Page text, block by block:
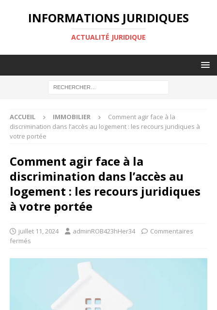
INFORMATIONS JURIDIQUES
ACTUALITÉ JURIDIQUE
ACCUEIL IMMOBILIER
Comment agir face à la
discrimination dans l’accès au logement : les recours juridiques à
votre portée
Comment agir face à la
discrimination dans l’accès au
logement : les recours juridiques
à votre portée
juillet 11, 2024 adminROB423hHer34
Commentaires
fermés